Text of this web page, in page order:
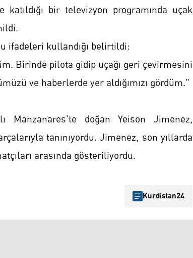
bir televizyon programında uçak
ifadeleri kullandığı belirtildi:
Birinde pilota gidip uçağı geri çevirmesini
ve haberlerde yer aldığımızı gördüm."
Manzanares'te doğan Yeison Jimenez,
tanınıyordu. Jimenez, son yıllarda
arasında gösteriliyordu.
Kurdistan24